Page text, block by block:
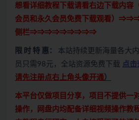
想看详细教程下载请看右边下载内容
会员和永久会员免费下载观看
侧栏⇒⇒⇒⇒⇒⇒⇒⇒⇒
限 时 特 惠： 本站持续更新海量各大
员只需98元，全站资源免费下载 点
请先注册点右上角头像开通）
本平台仅做项目分享，项目不提供一
操作，网盘内均配备详细视频操作教